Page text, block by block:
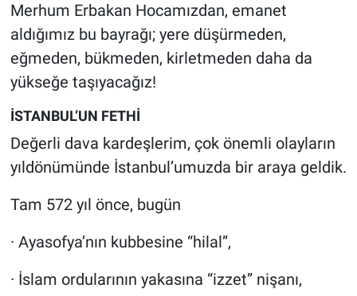
Merhum Erbakan Hocamızdan, emanet
aldığımız bu bayrağı; yere düşürmeden,
eğmeden, bükmeden, kirletmeden daha da
yükseğe taşıyacağız!
İSTANBUL’UN FETHİ
Değerli dava kardeşlerim, çok önemli olayların
yıldönümünde İstanbul’umuzda bir araya geldik.
Tam 572 yıl önce, bugün
· Ayasofya’nın kubbesine “hilal”,
· İslam ordularının yakasına “izzet” nişanı,